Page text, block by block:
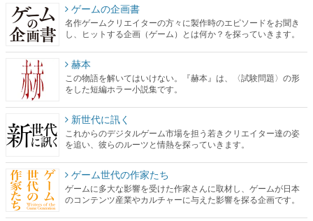
ゲームの企画書
名作ゲームクリエイターの方々に製作時のエピソードをお聞き
し、ヒットする企画（ゲーム）とは何か？を探っていきます。
赫本
この物語を解いてはいけない。『赫本』は、〈試験問題〉の形
をした短編ホラー小説集です。
新世代に訊く
これからのデジタルゲーム市場を担う若きクリエイター達の姿
を追い、彼らのルーツと情熱を探っていきます。
ゲーム世代の作家たち
ゲームに多大な影響を受けた作家さんに取材し、ゲームが日本
のコンテンツ産業やカルチャーに与えた影響を探る企画です。